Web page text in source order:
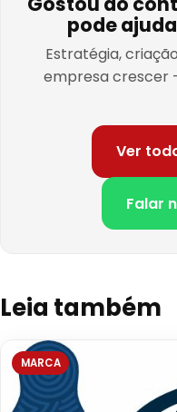
pode
Estratégia,
empresa crescer
Ver
Falar
Leia também
MARCA